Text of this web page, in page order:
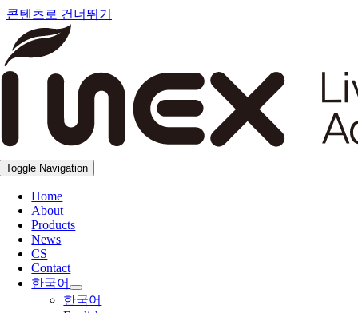
콘텐츠로 건너뛰기
Toggle Navigation
Home
About
Products
News
CS
Contact
한국어
한국어